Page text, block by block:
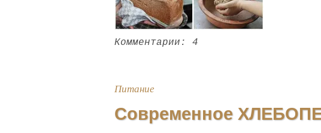
Комментарии: 4
Питание
Современное